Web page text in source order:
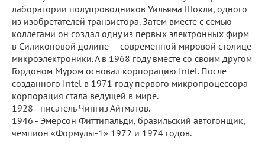
лаборатории полупроводников Уильяма Шокли, одного
из изобретателей транзистора. Затем вместе с семью
коллегами он создал одну из первых электронных фирм
в Силиконовой долине — современной мировой столице
микроэлектроники. А в 1968 году вместе со своим другом
Гордоном Муром основал корпорацию Intel. После
созданного Intel в 1971 году первого микропроцессора
корпорация стала ведущей в мире.
1928 - писатель Чингиз Айтматов.
1946 - Эмерсон Фиттипальди, бразильский автогонщик,
чемпион «Формулы-1» 1972 и 1974 годов.